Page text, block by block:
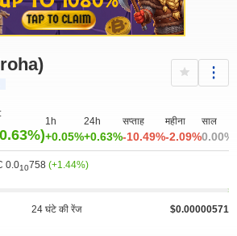
1h
+0.05%
24h
+0.63%
सप्ताह
-10.49%
महीना
-2.09%
साल
0.00%
0.010758 (+1.44%)
24 घंटे की रेंज $0.00000571